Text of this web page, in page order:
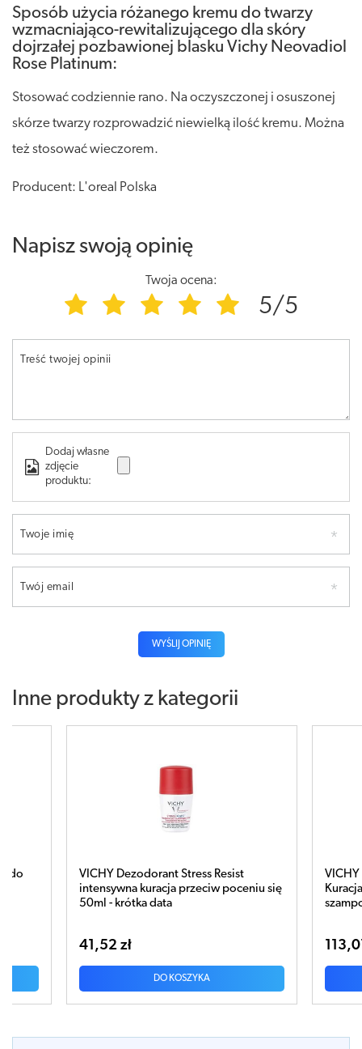
Sposób użycia różanego kremu do twarzy
wzmacniająco-rewitalizującego dla skóry
dojrzałej pozbawionej blasku Vichy Neovadiol
Rose Platinum:
Stosować codziennie rano. Na oczyszczonej i osuszonej
skórze twarzy rozprowadzić niewielką ilość kremu. Można
też stosować wieczorem.
Producent: L'oreal Polska
Napisz swoją opinię
Twoja ocena:
5/5
Treść twojej opinii
Dodaj własne
zdjęcie
produktu:
Twoje imię
Twój email
WYŚLIJ OPINIĘ
Inne produkty z kategorii
VICHY DERCOS Collagen 17 Filler
Kuracja ultra-regenerująca przed
szamponem 150ml
113,01 zł
DO KOSZYKA